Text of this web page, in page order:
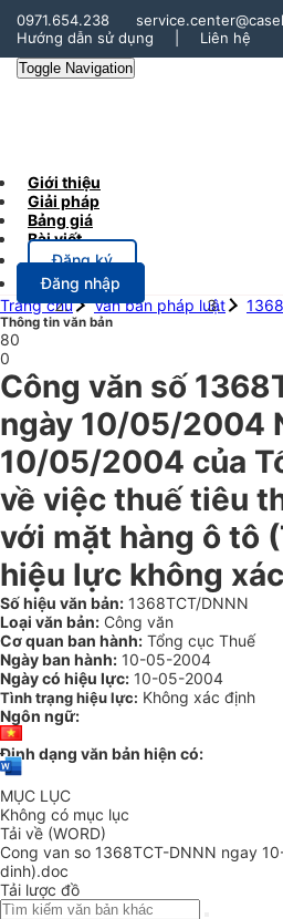
0971.654.238
Hướng dẫn sử dụng
Liên hệ
Toggle Navigation
Giới thiệu
Giải pháp
Bảng giá
Bài viết
Đăng ký
Đăng nhập
Trang chủ
Văn bản pháp luật
Thông tin văn bản
80
0
Công văn số
ngày 10/05/2004
10/05/2004 của
về việc thuế tiêu
với mặt hàng ô tô
hiệu lực không
Số hiệu văn bản: 1368TCT/DNNN
Loại văn bản: Công văn
Cơ quan ban hành: Tổng cục Thuế
Ngày ban hành: 10-05-2004
Ngày có hiệu lực: 10-05-2004
Tình trạng hiệu lực: Không xác định
Ngôn ngữ:
Định dạng văn bản hiện có:
MỤC LỤC
Không có mục lục
Tải về (WORD)
Cong van so 1368TCT-DNNN ngay
dinh).doc
Tải lược đồ